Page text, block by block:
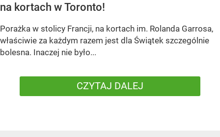
na kortach w Toronto!
Porażka w stolicy Francji, na kortach im. Rolanda Garrosa,
właściwie za każdym razem jest dla Świątek szczególnie
bolesna. Inaczej nie było...
CZYTAJ DALEJ